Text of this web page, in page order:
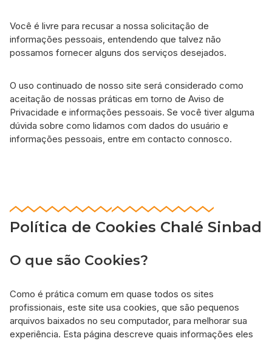
Você é livre para recusar a nossa solicitação de
informações pessoais, entendendo que talvez não
possamos fornecer alguns dos serviços desejados.
O uso continuado de nosso site será considerado como
aceitação de nossas práticas em torno de Aviso de
Privacidade e informações pessoais. Se você tiver alguma
dúvida sobre como lidamos com dados do usuário e
informações pessoais, entre em contacto connosco.
Política de Cookies Chalé Sinbad
O que são Cookies?
Como é prática comum em quase todos os sites
profissionais, este site usa cookies, que são pequenos
arquivos baixados no seu computador, para melhorar sua
experiência. Esta página descreve quais informações eles